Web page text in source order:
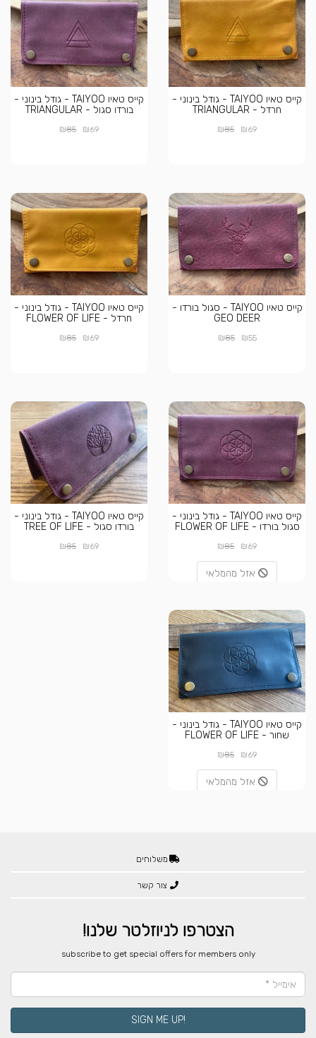
קייס טאיו TAIYOO - גודל בינוני -
חרדל - TRIANGULAR
₪69
₪85
קייס טאיו TAIYOO - גודל בינוני -
בורדו סגול - TRIANGULAR
₪69
₪85
קייס טאיו TAIYOO - סגול בורדו -
GEO DEER
₪55
₪85
קייס טאיו TAIYOO - גודל בינוני -
חרדל - FLOWER OF LIFE
₪69
₪85
קייס טאיו TAIYOO - גודל בינוני -
סגול בורדו - FLOWER OF LIFE
₪69
₪85
אזל מהמלאי
קייס טאיו TAIYOO - גודל בינוני -
בורדו סגול - TREE OF LIFE
₪69
₪85
קייס טאיו TAIYOO - גודל בינוני -
שחור - FLOWER OF LIFE
₪69
₪85
אזל מהמלאי
משלוחים
צור קשר
הצטרפו לניוזלטר שלנו!
​subscribe to get special offers for members only
!SIGN ME UP